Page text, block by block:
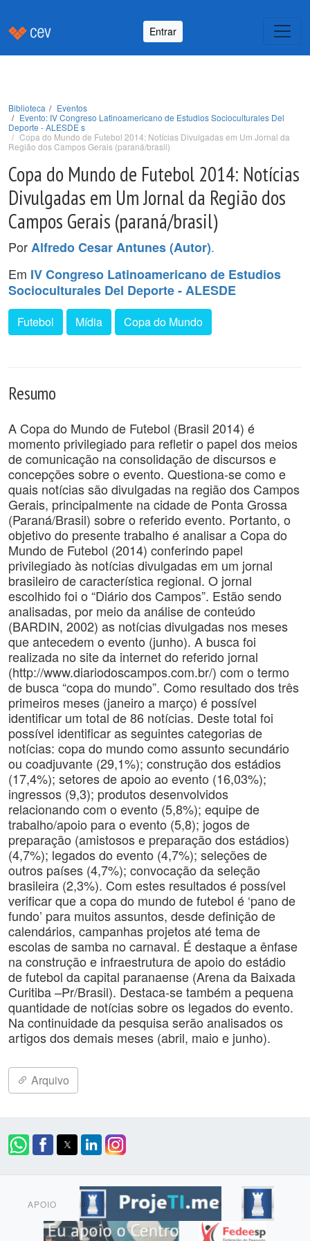
Entrar
Biblioteca
Eventos
Evento: IV Congreso Latinoamericano de Estudios Socioculturales Del
Deporte - ALESDE s
Copa do Mundo de Futebol 2014: Notícias Divulgadas em Um Jornal da
Região dos Campos Gerais (paraná/brasil)
Copa do Mundo de Futebol 2014: Notícias
Divulgadas em Um Jornal da Região dos
Campos Gerais (paraná/brasil)
PorAlfredo Cesar Antunes (Autor).
Em IV Congreso Latinoamericano de Estudios
Socioculturales Del Deporte - ALESDE
Futebol Mídia Copa do Mundo
Resumo
A Copa do Mundo de Futebol (Brasil 2014) é
momento privilegiado para refletir o papel dos meios
de comunicação na consolidação de discursos e
concepções sobre o evento. Questiona-se como e
quais notícias são divulgadas na região dos Campos
Gerais, principalmente na cidade de Ponta Grossa
(Paraná/Brasil) sobre o referido evento. Portanto, o
objetivo do presente trabalho é analisar a Copa do
Mundo de Futebol (2014) conferindo papel
privilegiado às notícias divulgadas em um jornal
brasileiro de característica regional. O jornal
escolhido foi o “Diário dos Campos”. Estão sendo
analisadas, por meio da análise de conteúdo
(BARDIN, 2002) as notícias divulgadas nos meses
que antecedem o evento (junho). A busca foi
realizada no site da internet do referido jornal
(http://www.diariodoscampos.com.br/) com o termo
de busca “copa do mundo”. Como resultado dos três
primeiros meses (janeiro a março) é possível
identificar um total de 86 notícias. Deste total foi
possível identificar as seguintes categorias de
notícias: copa do mundo como assunto secundário
ou coadjuvante (29,1%); construção dos estádios
(17,4%); setores de apoio ao evento (16,03%);
ingressos (9,3); produtos desenvolvidos
relacionando com o evento (5,8%); equipe de
trabalho/apoio para o evento (5,8); jogos de
preparação (amistosos e preparação dos estádios)
(4,7%); legados do evento (4,7%); seleções de
outros países (4,7%); convocação da seleção
brasileira (2,3%). Com estes resultados é possível
verificar que a copa do mundo de futebol é ‘pano de
fundo’ para muitos assuntos, desde definição de
calendários, campanhas projetos até tema de
escolas de samba no carnaval. É destaque a ênfase
na construção e infraestrutura de apoio do estádio
de futebol da capital paranaense (Arena da Baixada
Curitiba –Pr/Brasil). Destaca-se também a pequena
quantidade de notícias sobre os legados do evento.
Na continuidade da pesquisa serão analisados os
artigos dos demais meses (abril, maio e junho).
Arquivo
APOIO